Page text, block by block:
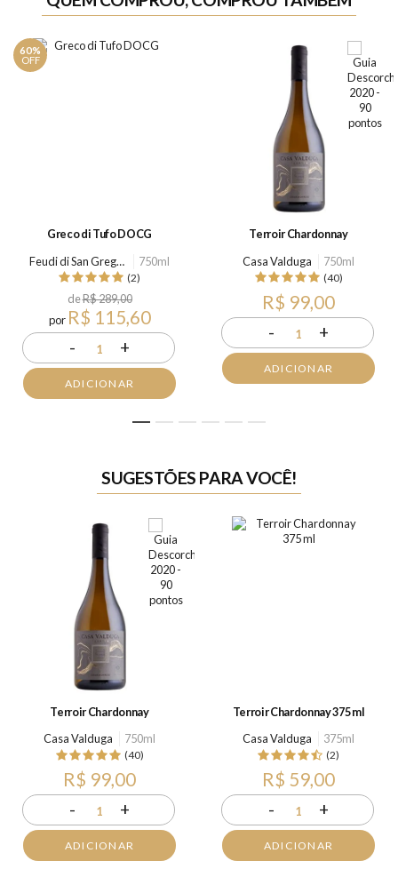
60%
OFF
Greco di Tufo DOCG
Feudi di San Gregorio
750ml
(2)
deR$ 289,00
por R$ 115,60
- 1 +
ADICIONAR
Terroir Chardonnay
Casa Valduga
750ml
(40)
R$ 99,00
- 1 +
ADICIONAR
1 2 3 4 5 6
SUGESTÕES PARA VOCÊ!
Terroir Chardonnay
Casa Valduga
750ml
(40)
R$ 99,00
- 1 +
ADICIONAR
Terroir Chardonnay 375 ml
Casa Valduga
375ml
(2)
R$ 59,00
- 1 +
ADICIONAR